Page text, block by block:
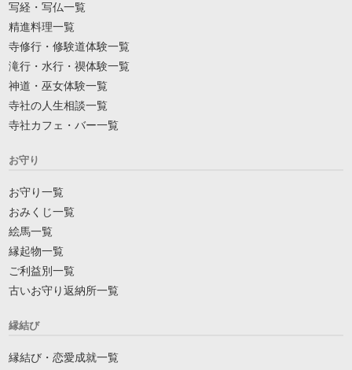
写経・写仏一覧
精進料理一覧
寺修行・修験道体験一覧
滝行・水行・禊体験一覧
神道・巫女体験一覧
寺社の人生相談一覧
寺社カフェ・バー一覧
お守り
お守り一覧
おみくじ一覧
絵馬一覧
縁起物一覧
ご利益別一覧
古いお守り返納所一覧
縁結び
縁結び・恋愛成就一覧